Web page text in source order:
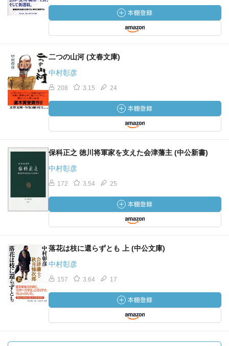
二つの山河 (文春文庫)
中村彰彦
208 3.15 24
保科正之 徳川将軍家を支えた会津藩主 (中公新書)
中村彰彦
172 3.54 25
落花は枝に還らずとも 上 (中公文庫)
中村彰彦
157 3.64 17